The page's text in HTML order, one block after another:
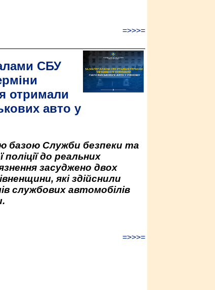
=>>>=
СБУ
отримали
авто у
базою Служби безпеки та
поліції до реальних
засуджено двох
які здійснили
службових автомобілів
=>>>=